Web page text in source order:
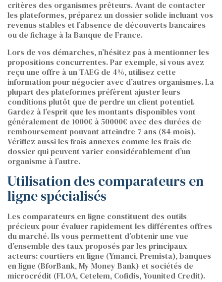
critères des organismes prêteurs. Avant de contacter
les plateformes, préparez un dossier solide incluant vos
revenus stables et l’absence de découverts bancaires
ou de fichage à la Banque de France.
Lors de vos démarches, n’hésitez pas à mentionner les
propositions concurrentes. Par exemple, si vous avez
reçu une offre à un TAEG de 4%, utilisez cette
information pour négocier avec d’autres organismes. La
plupart des plateformes préfèrent ajuster leurs
conditions plutôt que de perdre un client potentiel.
Gardez à l’esprit que les montants disponibles vont
généralement de 1000€ à 50000€ avec des durées de
remboursement pouvant atteindre 7 ans (84 mois).
Vérifiez aussi les frais annexes comme les frais de
dossier qui peuvent varier considérablement d’un
organisme à l’autre.
Utilisation des comparateurs en
ligne spécialisés
Les comparateurs en ligne constituent des outils
précieux pour évaluer rapidement les différentes offres
du marché. Ils vous permettent d’obtenir une vue
d’ensemble des taux proposés par les principaux
acteurs: courtiers en ligne (Ymanci, Premista), banques
en ligne (BforBank, My Money Bank) et sociétés de
microcrédit (FLOA, Cetelem, Cofidis, Younited Credit).